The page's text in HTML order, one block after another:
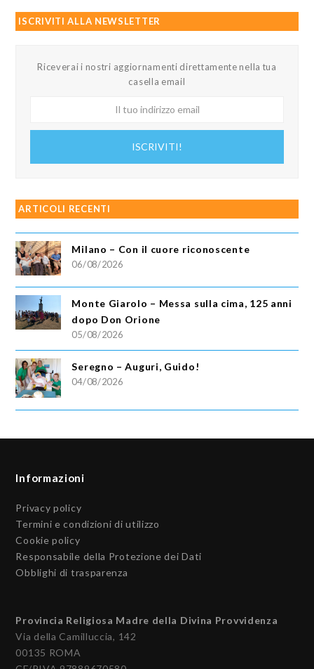
ISCRIVITI ALLA NEWSLETTER
Riceverai i nostri aggiornamenti direttamente nella tua
casella email
ISCRIVITI!
ARTICOLI RECENTI
Milano – Con il cuore riconoscente
06/08/2026
Monte Giarolo – Messa sulla cima, 125 anni
dopo Don Orione
05/08/2026
Seregno – Auguri, Guido!
04/08/2026
Informazioni
Privacy policy
Termini e condizioni di utilizzo
Cookie policy
Responsabile della Protezione dei Dati
Obblighi di trasparenza
Provincia Religiosa Madre della Divina Provvidenza
Via della Camilluccia, 142
00135 ROMA